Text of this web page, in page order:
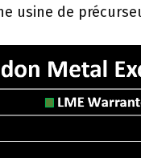
usine de